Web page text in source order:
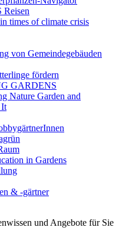
times of climate crisis
von Gemeindegebäuden
fördern
GARDENS
Nature Garden and
It
in Gardens
& -gärtner
und Angebote für Sie